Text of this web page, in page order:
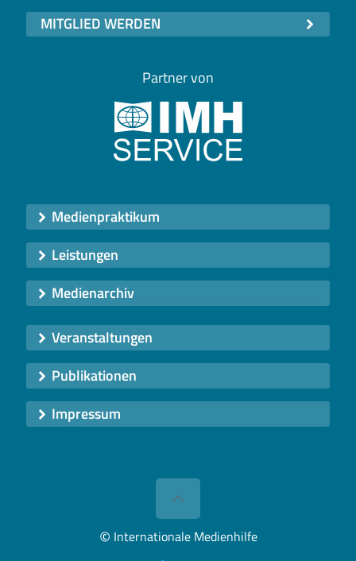
MITGLIED WERDEN
Partner von
Medienpraktikum
Leistungen
Medienarchiv
Veranstaltungen
Publikationen
Impressum
© Internationale Medienhilfe